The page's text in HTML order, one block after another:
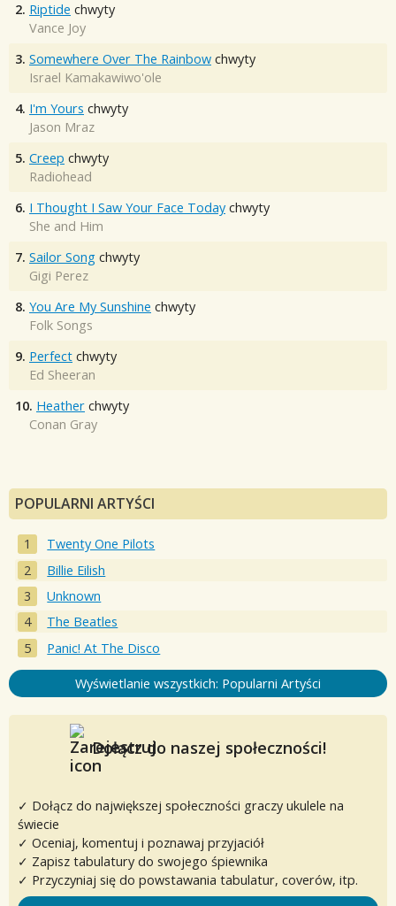
2. Riptide chwyty
Vance Joy
3. Somewhere Over The Rainbow chwyty
Israel Kamakawiwo'ole
4. I'm Yours chwyty
Jason Mraz
5. Creep chwyty
Radiohead
6. I Thought I Saw Your Face Today chwyty
She and Him
7. Sailor Song chwyty
Gigi Perez
8. You Are My Sunshine chwyty
Folk Songs
9. Perfect chwyty
Ed Sheeran
10. Heather chwyty
Conan Gray
POPULARNI ARTYŚCI
Twenty One Pilots
Billie Eilish
Unknown
The Beatles
Panic! At The Disco
Wyświetlanie wszystkich: Popularni Artyści
Dołącz do naszej społeczności!
✓ Dołącz do największej społeczności graczy ukulele na
świecie
✓ Oceniaj, komentuj i poznawaj przyjaciół
✓ Zapisz tabulatury do swojego śpiewnika
✓ Przyczyniaj się do powstawania tabulatur, coverów, itp.